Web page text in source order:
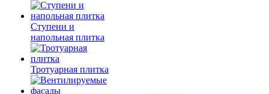
Ступени и
напольная плитка
Тротуарная плитка